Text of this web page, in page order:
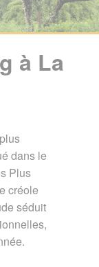
à La
dans le
Plus
créole
séduit